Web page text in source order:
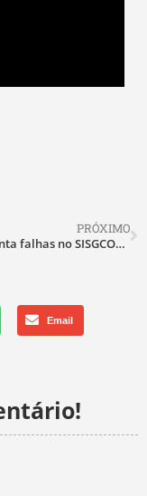
PRÓXIMO
CBTT aponta falhas no SISGCORP em processos de caça
Email